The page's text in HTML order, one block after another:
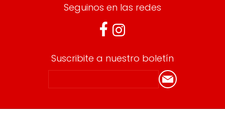
Seguinos en las redes
Suscribite a nuestro boletín